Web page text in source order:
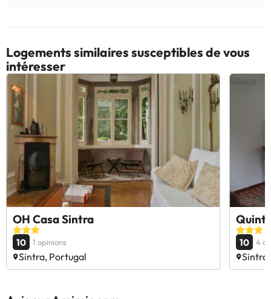
Logements similaires susceptibles de vous
intéresser
OH Casa Sintra
10 1 opinions
Sintra, Portugal
10 4